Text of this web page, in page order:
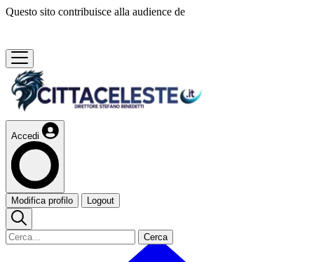
Questo sito contribuisce alla audience de
Accedi
Modifica profilo Logout
Cerca